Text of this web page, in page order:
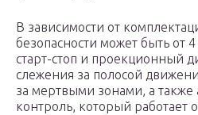
В зависимости от
безопасности может быть от
старт-стоп и проекционный
слежения за полосой
за мертвыми зонами, а
контроль, который работает